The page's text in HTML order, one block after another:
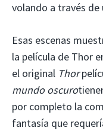
volando a través
Esas escenas
la película de Thor
el original Thor
mundo oscuro
por completo la
fantasía que